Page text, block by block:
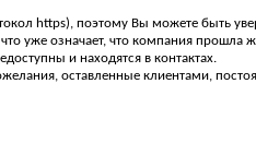
https), поэтому Вы можете быть
уже означает, что компания прошла
и находятся в контактах.
оставленные клиентами,